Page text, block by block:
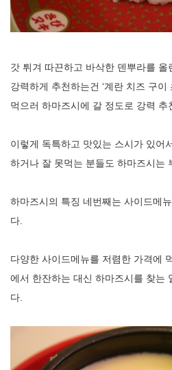
갓 튀겨 따끈하고 바삭한 덴뿌라를
강력하게 추천하는건 ‘계란 치즈 구이
먹으러 하마즈시에 갈 정도로 강력 추
이렇게 독특하고 맛있는 스시가 있어
하거나 잘 못먹는 분들도 하마즈시는
하마즈시의 특징 네번째는 사이드메
다.
다양한 사이드메뉴를 저렴한 가격에
에서 한잔하는 대신 하마즈시를 찾는
다.